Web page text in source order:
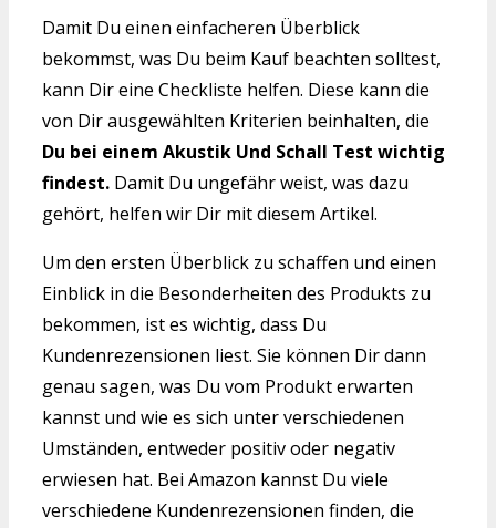
Damit Du einen einfacheren Überblick
bekommst, was Du beim Kauf beachten solltest,
kann Dir eine Checkliste helfen. Diese kann die
von Dir ausgewählten Kriterien beinhalten, die
Du bei einem Akustik Und Schall Test wichtig
findest. Damit Du ungefähr weist, was dazu
gehört, helfen wir Dir mit diesem Artikel.
Um den ersten Überblick zu schaffen und einen
Einblick in die Besonderheiten des Produkts zu
bekommen, ist es wichtig, dass Du
Kundenrezensionen liest. Sie können Dir dann
genau sagen, was Du vom Produkt erwarten
kannst und wie es sich unter verschiedenen
Umständen, entweder positiv oder negativ
erwiesen hat. Bei Amazon kannst Du viele
verschiedene Kundenrezensionen finden, die